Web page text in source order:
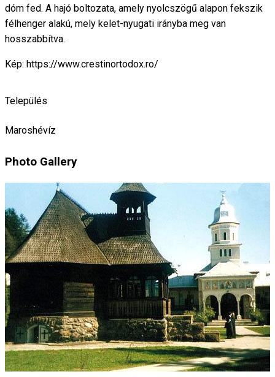
dóm fed. A hajó boltozata, amely nyolcszögű alapon fekszik
félhenger alakú, mely kelet-nyugati irányba meg van
hosszabbítva.
Kép: https://www.crestinortodox.ro/
Település
Maroshévíz
Photo Gallery